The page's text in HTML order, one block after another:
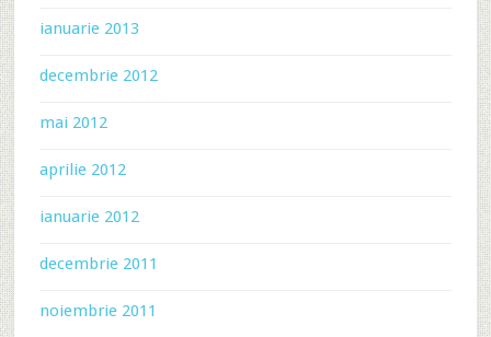
ianuarie 2013
decembrie 2012
mai 2012
aprilie 2012
ianuarie 2012
decembrie 2011
noiembrie 2011